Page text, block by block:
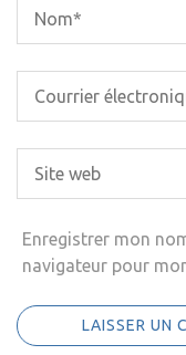
Enregistrer mon
navigateur pour